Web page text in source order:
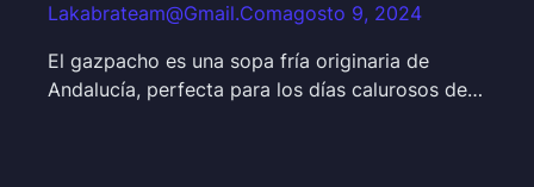
Lakabrateam@gmail.comagosto 9, 2024
El gazpacho es una sopa fría originaria de
Andalucía, perfecta para los días calurosos de…